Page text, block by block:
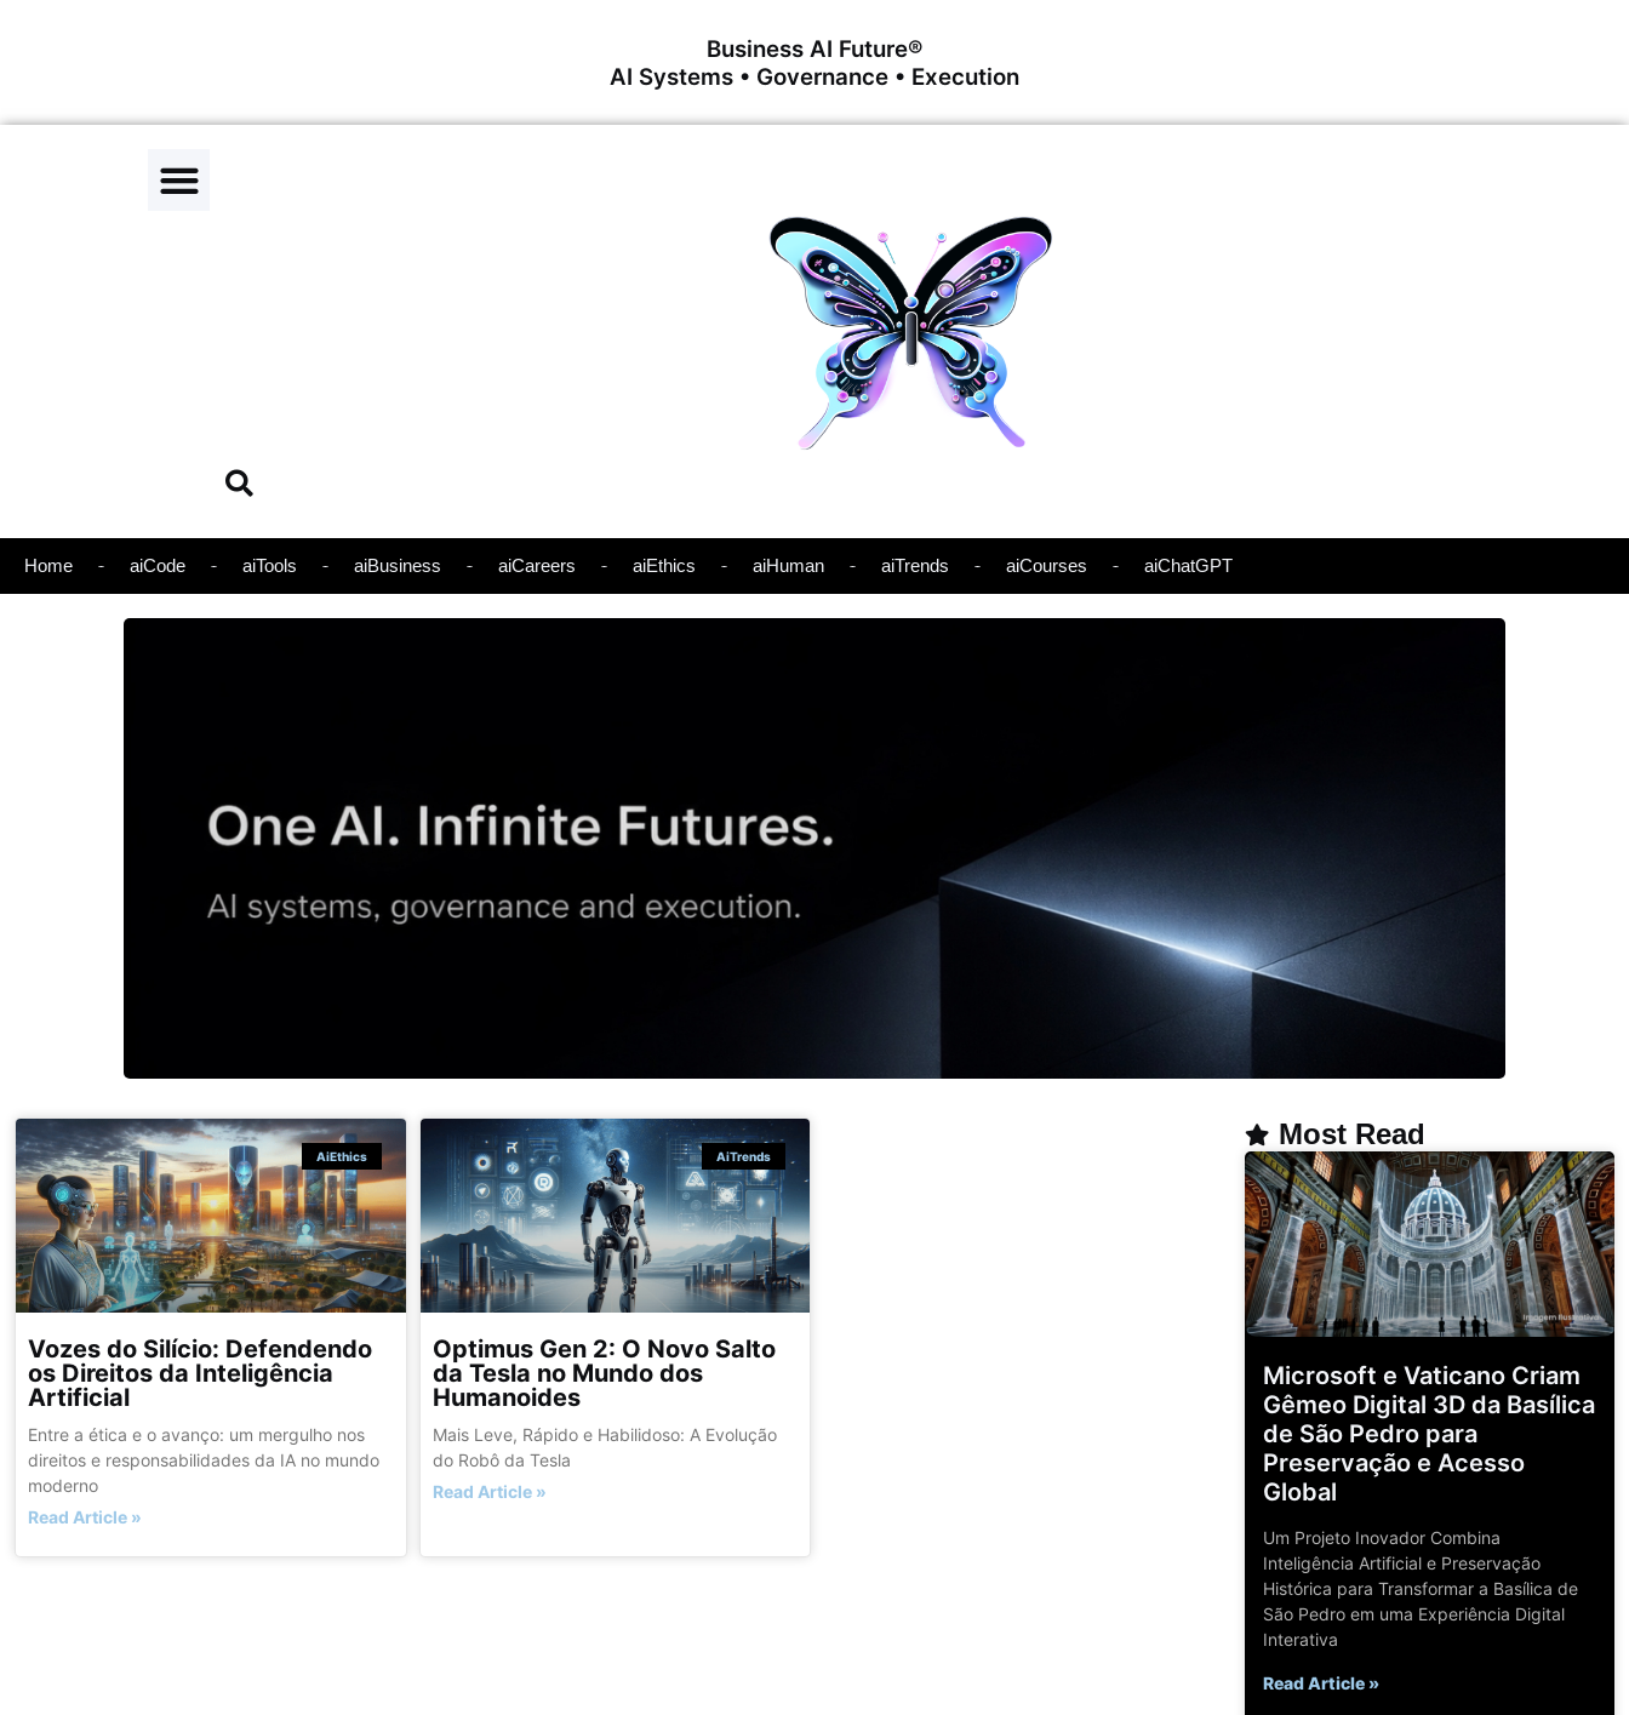
Business AI Future®
AI Systems • Governance • Execution
Home aiCode aiTools aiBusiness aiCareers aiEthics aiHuman aiTrends aiCourses aiChatGPT
AiEthics
Vozes do Silício: Defendendo
os Direitos da Inteligência
Artificial
Entre a ética e o avanço: um mergulho nos
direitos e responsabilidades da IA no mundo
moderno
Read Article »
AiTrends
Optimus Gen 2: O Novo Salto
da Tesla no Mundo dos
Humanoides
Mais Leve, Rápido e Habilidoso: A Evolução
do Robô da Tesla
Read Article »
Most Read
Microsoft e Vaticano Criam
Gêmeo Digital 3D da Basílica
de São Pedro para
Preservação e Acesso
Global
Um Projeto Inovador Combina
Inteligência Artificial e Preservação
Histórica para Transformar a Basílica de
São Pedro em uma Experiência Digital
Interativa
Read Article »